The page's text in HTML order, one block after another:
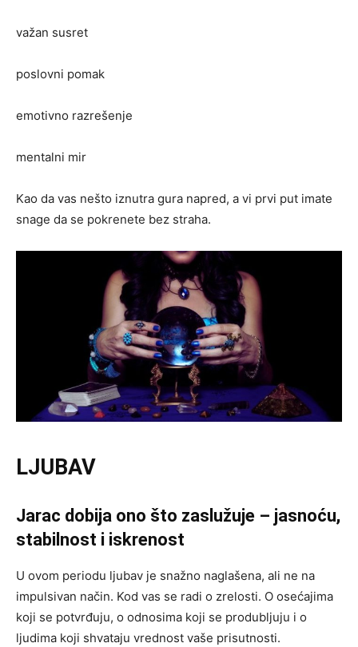
važan susret
poslovni pomak
emotivno razrešenje
mentalni mir
Kao da vas nešto iznutra gura napred, a vi prvi put imate
snage da se pokrenete bez straha.
LJUBAV
Jarac dobija ono što zaslužuje – jasnoću,
stabilnost i iskrenost
U ovom periodu ljubav je snažno naglašena, ali ne na
impulsivan način. Kod vas se radi o zrelosti. O osećajima
koji se potvrđuju, o odnosima koji se produbljuju i o
ljudima koji shvataju vrednost vaše prisutnosti.